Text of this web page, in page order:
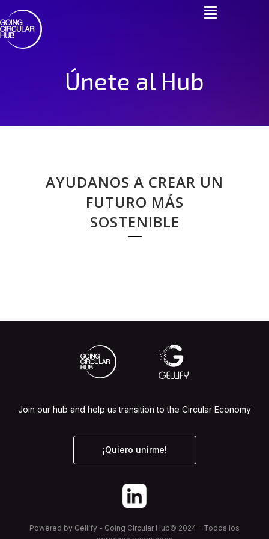
Únete al Hub
AYUDANOS A CREAR UN
FUTURO MÁS
SOSTENIBLE
Join our hub and help us transition to the Circular Economy
¡Quiero unirme!
Powered by Gellify - Going Circular Hub© 2024 - Todos los